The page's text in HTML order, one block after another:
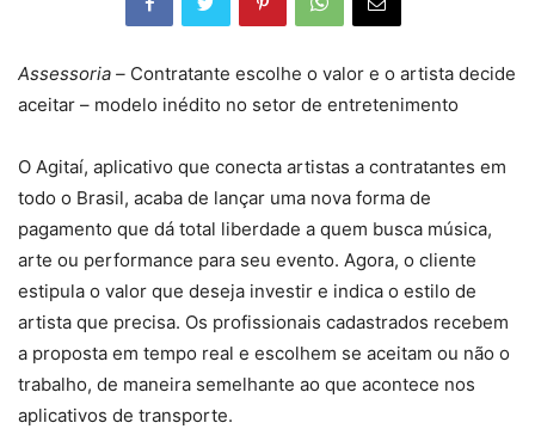
Assessoria – Contratante escolhe o valor e o artista decide
aceitar – modelo inédito no setor de entretenimento
O Agitaí, aplicativo que conecta artistas a contratantes em
todo o Brasil, acaba de lançar uma nova forma de
pagamento que dá total liberdade a quem busca música,
arte ou performance para seu evento. Agora, o cliente
estipula o valor que deseja investir e indica o estilo de
artista que precisa. Os profissionais cadastrados recebem
a proposta em tempo real e escolhem se aceitam ou não o
trabalho, de maneira semelhante ao que acontece nos
aplicativos de transporte.